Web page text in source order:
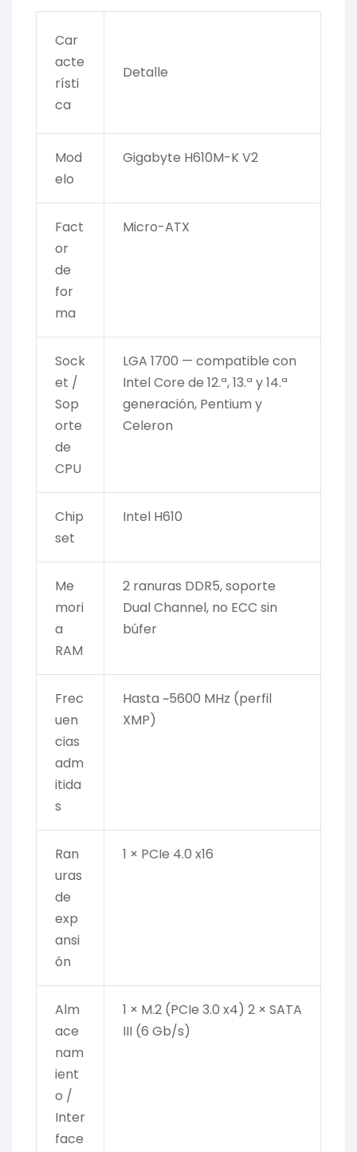
Car
acte
rísti
ca
Detalle
Mod
elo
Gigabyte H610M-K V2
Fact
or
de
for
ma
Micro-ATX
Sock
et /
Sop
orte
de
CPU
LGA 1700 — compatible con
Intel Core de 12.ª, 13.ª y 14.ª
generación, Pentium y
Celeron
Chip
set
Intel H610
Me
mori
a
RAM
2 ranuras DDR5, soporte
Dual Channel, no ECC sin
búfer
Frec
uen
cias
adm
itida
s
Hasta ~5600 MHz (perfil
XMP)
Ran
uras
de
exp
ansi
ón
1 × PCIe 4.0 x16
Alm
ace
nam
ient
o /
Inter
face
1 × M.2 (PCIe 3.0 x4) 2 × SATA
III (6 Gb/s)